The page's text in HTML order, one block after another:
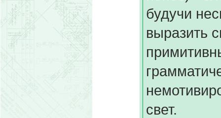
будучи
выразить
свет.